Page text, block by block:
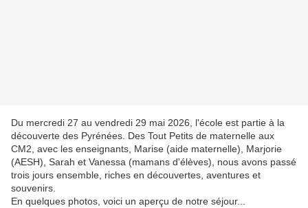
Du mercredi 27 au vendredi 29 mai 2026, l'école est partie à la
découverte des Pyrénées. Des Tout Petits de maternelle aux
CM2, avec les enseignants, Marise (aide maternelle), Marjorie
(AESH), Sarah et Vanessa (mamans d'élèves), nous avons passé
trois jours ensemble, riches en découvertes, aventures et
souvenirs.
En quelques photos, voici un aperçu de notre séjour...